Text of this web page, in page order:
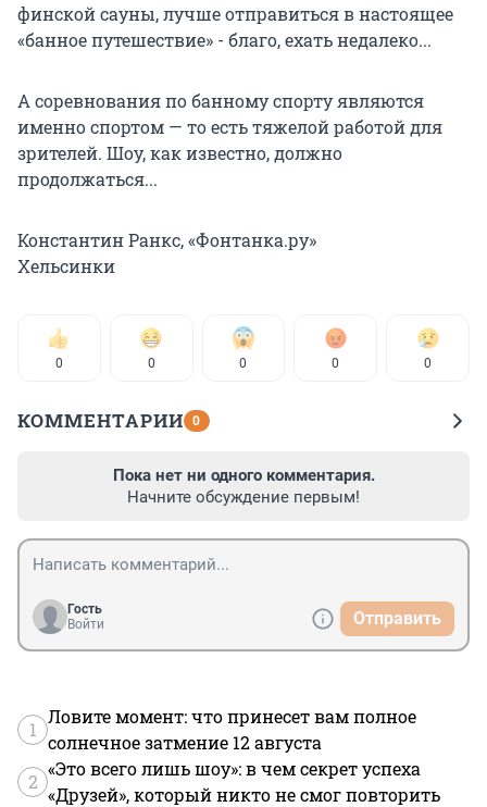
финской сауны, лучше отправиться в настоящее
«банное путешествие» - благо, ехать недалеко...
А соревнования по банному спорту являются
именно спортом — то есть тяжелой работой для
зрителей. Шоу, как известно, должно
продолжаться...
Константин Ранкс, «Фонтанка.ру»
Хельсинки
0 0 0 0 0
КОММЕНТАРИИ 0
Пока нет ни одного комментария.
Начните обсуждение первым!
Гость
Войти
Отправить
1
Ловите момент: что принесет вам полное
солнечное затмение 12 августа
2
«Это всего лишь шоу»: в чем секрет успеха
«Друзей», который никто не смог повторить